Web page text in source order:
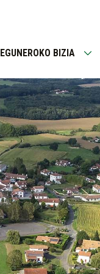
EGUNEROKO BIZIA
Open